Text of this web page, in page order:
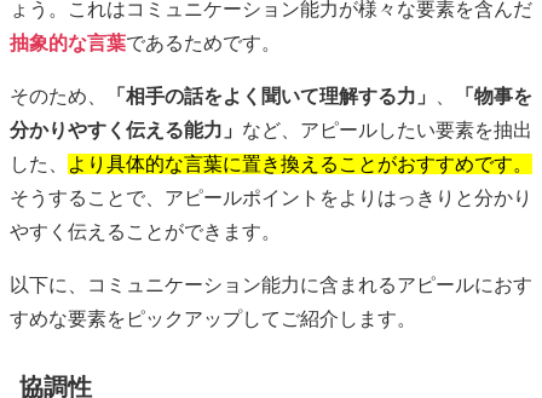
ょう。これはコミュニケーション能力が様々な要素を含んだ
抽象的な言葉であるためです。
そのため、 「相手の話をよく聞いて理解する力」
「物事を
分かりやすく伝える能力」 など、アピールしたい要素を抽出
した、
より具体的な言葉に置き換えることがおすすめです。
そうすることで、アピールポイントをよりはっきりと分かり
やすく伝えることができます。
以下に、コミュニケーション能力に含まれるアピールにおす
すめな要素をピックアップしてご紹介します。
協調性